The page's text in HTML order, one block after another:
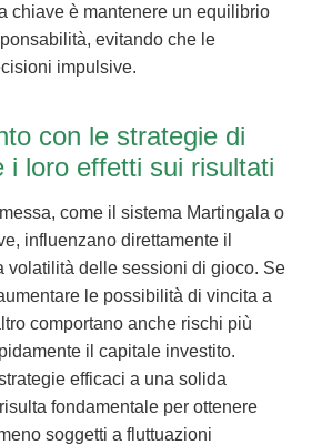
chiave è mantenere un equilibrio
evitando che le
impulsive.
con le strategie di
i loro effetti sui risultati
come il sistema Martingala o
influenzano direttamente il
volatilità delle sessioni di gioco. Se
le possibilità di vincita a
comportano anche rischi più
il capitale investito.
efficaci a una solida
fondamentale per ottenere
soggetti a fluttuazioni